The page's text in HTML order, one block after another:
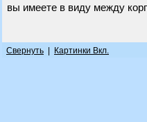
вы имеете в виду между
Свернуть Картинки Вкл.